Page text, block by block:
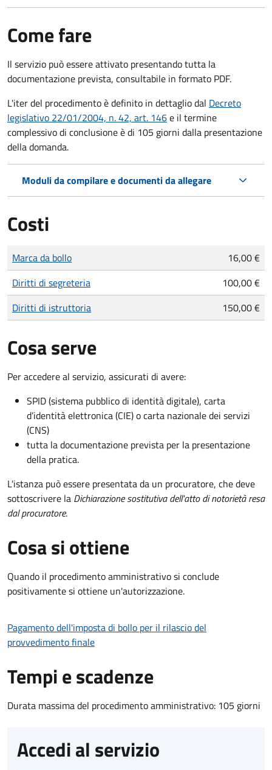
Come fare
Il servizio può essere attivato presentando tutta la
documentazione prevista, consultabile in formato PDF.
L'iter del procedimento è definito in dettaglio dal Decreto
legislativo 22/01/2004, n. 42, art. 146e il termine
complessivo di conclusione è di 105 giorni dalla presentazione
della domanda.
Moduli da compilare e documenti da allegare
Costi
Tipo di pagamento
Importo
Marca da bollo
16,00 €
Diritti di segreteria
100,00 €
Diritti di istruttoria
150,00 €
Cosa serve
Per accedere al servizio, assicurati di avere:
SPID (sistema pubblico di identità digitale), carta
d’identità elettronica (CIE) o carta nazionale dei servizi
(CNS)
tutta la documentazione prevista per la presentazione
della pratica.
L'istanza può essere presentata da un procuratore, che deve
sottoscrivere la Dichiarazione sostitutiva dell'atto di notorietà resa
dal procuratore.
Cosa si ottiene
Quando il procedimento amministrativo si conclude
positivamente si ottiene un'autorizzazione.
Pagamento dell'imposta di bollo per il rilascio del
provvedimento finale
Tempi e scadenze
Durata massima del procedimento amministrativo: 105 giorni
Accedi al servizio